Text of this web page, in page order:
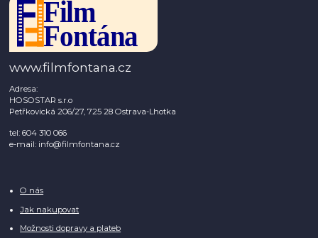
www.filmfontana.cz
Adresa:
HOSOSTAR s.r.o
Petřkovická 206/27, 725 28 Ostrava-Lhotka
tel: 604 310 066
e-mail: info@filmfontana.cz
O nás
Jak nakupovat
Možnosti dopravy a plateb